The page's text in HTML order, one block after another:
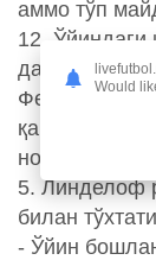
аммо тўп
12. Ўйиндаги
дарвозаси
қайтгач,
ноаниқ
5. Линделоф
билан
- Ўйин
Would